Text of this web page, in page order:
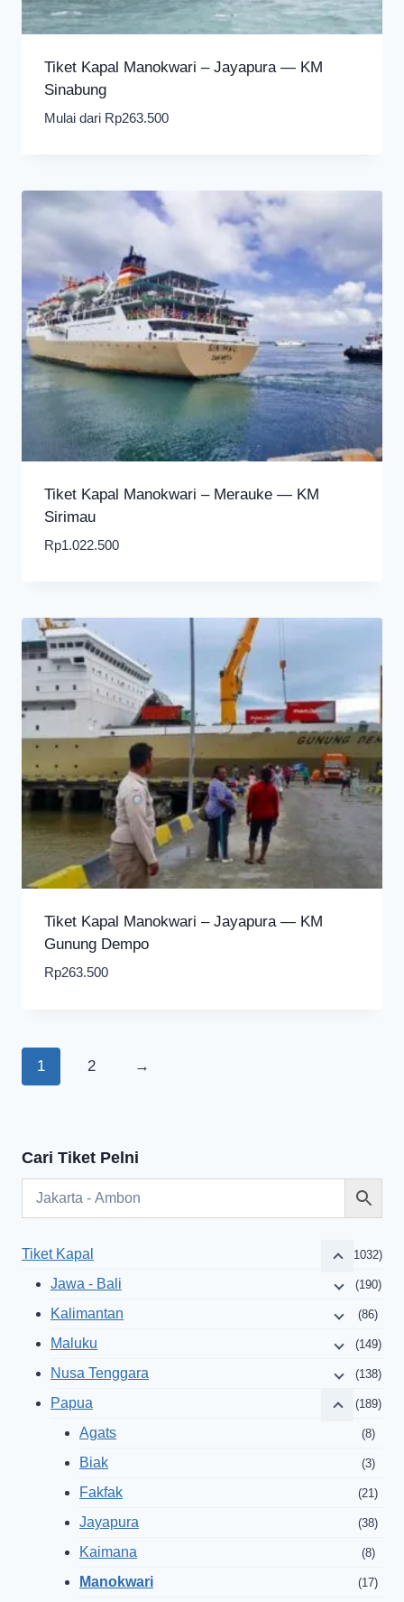
Tiket Kapal Manokwari – Jayapura — KM
Sinabung
Mulai dari Rp263.500
Tiket Kapal Manokwari – Merauke — KM
Sirimau
Rp1.022.500
Tiket Kapal Manokwari – Jayapura — KM
Gunung Dempo
Rp263.500
1 2 →
Cari Tiket Pelni
Tiket Kapal (1032)
Jawa - Bali (190)
Kalimantan (86)
Maluku (149)
Nusa Tenggara (138)
Papua (189)
Agats (8)
Biak (3)
Fakfak (21)
Jayapura (38)
Kaimana (8)
Manokwari (17)